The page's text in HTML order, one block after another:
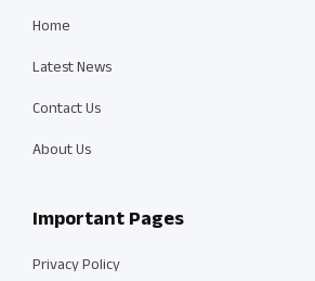
Home
Latest News
Contact Us
About Us
Important Pages
Privacy Policy